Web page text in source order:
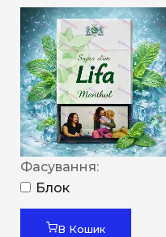
Фасування:
Блок
В Кошик